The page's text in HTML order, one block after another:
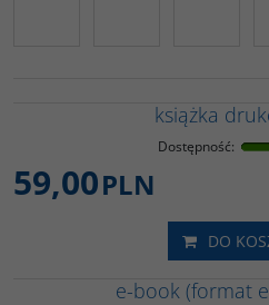
książka
Dostępność:
59,00PLN
DO
e-book (format